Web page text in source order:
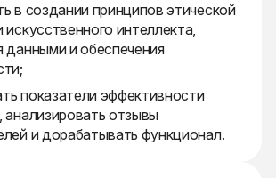
в создании принципов этической
искусственного интеллекта,
данными и обеспечения
показатели эффективности
анализировать отзывы
и дорабатывать функционал.